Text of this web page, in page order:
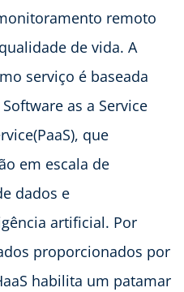
remoto
de vida. A
serviço é baseada
as a Service
que
em escala de
dados e
artificial. Por
proporcionados por
habilita um patamar